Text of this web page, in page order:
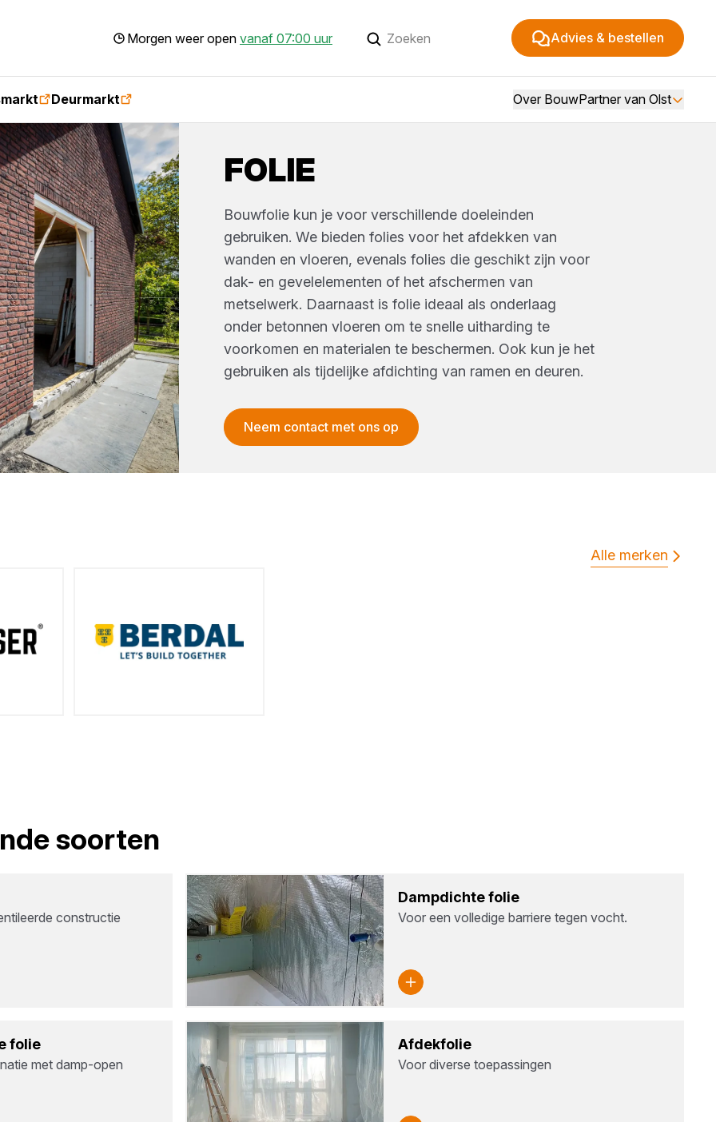
Morgen weer open vanaf 07:00 uur Advies & bestellen
Deurmarkt Over BouwPartner van Olst
FOLIE
Bouwfolie kun je voor verschillende doeleinden
gebruiken. We bieden folies voor het afdekken van
wanden en vloeren, evenals folies die geschikt zijn voor
dak- en gevelelementen of het afschermen van
metselwerk. Daarnaast is folie ideaal als onderlaag
onder betonnen vloeren om te snelle uitharding te
voorkomen en materialen te beschermen. Ook kun je het
gebruiken als tijdelijke afdichting van ramen en deuren.
Neem contact met ons op
Alle merken
soorten
constructie
Damp­dich­te folie
Voor een volledige barriere tegen vocht.
folie
met damp-open
Afdek­fo­lie
Voor diverse toepassingen